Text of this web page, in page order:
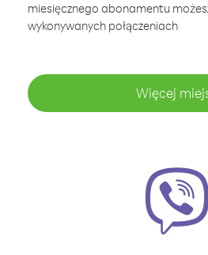
miesięcznego abonamentu
wykonywanych połączeniach
Więcej